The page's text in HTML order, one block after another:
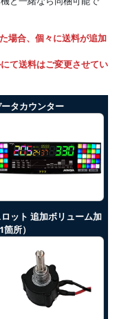
場合、個々に送料が追加
て送料はご変更させてい
タカウンター
ット 追加ボリューム加
所）